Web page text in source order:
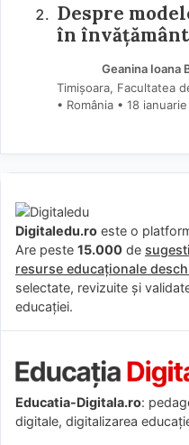
Despre
în
Geanina Ioana
Timișoara, Facultatea
• România
18
Digitaledu.ro este o
Are peste 15.000 de
resurse educaționale
selectate, revizuite și
educației.
Educatia-Digitala.ro:
digitale, digitalizarea